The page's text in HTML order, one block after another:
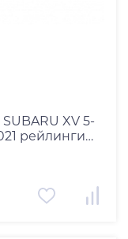
XV 5-
рейлинги